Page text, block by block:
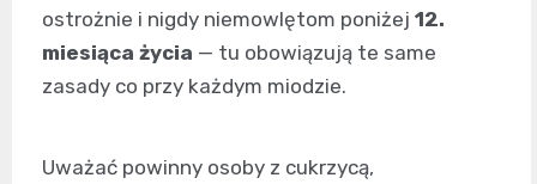
ostrożnie i nigdy niemowlętom poniżej 12.
miesiąca życia — tu obowiązują te same
zasady co przy każdym miodzie.
Uważać powinny osoby z cukrzycą,